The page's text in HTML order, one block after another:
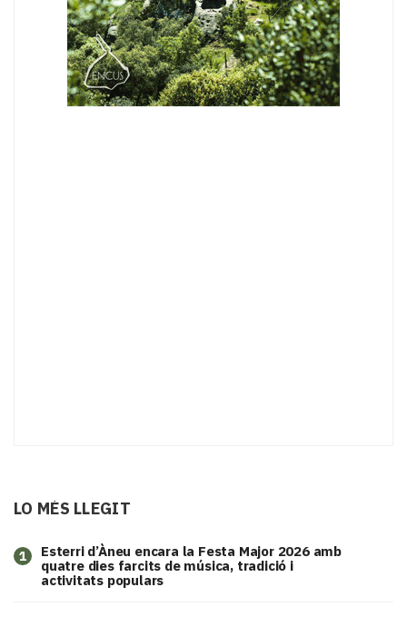
LO MÉS LLEGIT
1
Esterri d’Àneu encara la Festa Major 2026 amb
quatre dies farcits de música, tradició i
activitats populars